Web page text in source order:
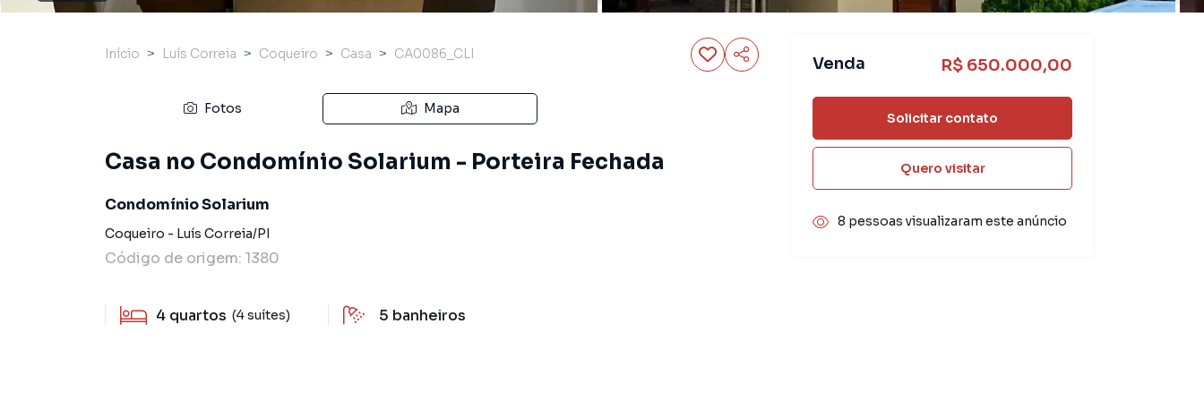
Início Luís Correia Coqueiro Casa CA0086_CLI
Fotos Mapa
Casa no Condomínio Solarium - Porteira Fechada
Condomínio Solarium
Coqueiro - Luís Correia/PI
Código de origem: 1380
4 quartos (4 suítes) 5 banheiros
Venda R$ 650.000,00
Solicitar contato
Quero visitar
8 pessoas visualizaram este anúncio